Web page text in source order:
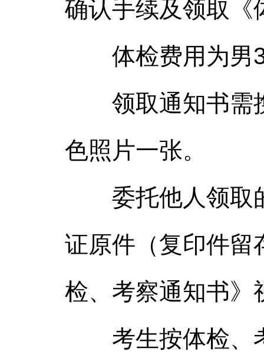
确认手续及领取《
体检费用为男
领取通知书需携
色照片一张。
委托他人领取的
证原件（复印件留
检、考察通知书》
考生按体检、考